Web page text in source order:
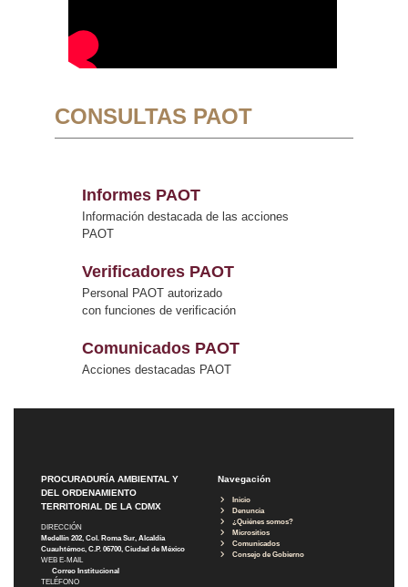
CONSULTAS PAOT
Informes PAOT
Información destacada de las acciones
PAOT
Verificadores PAOT
Personal PAOT autorizado
con funciones de verificación
Comunicados PAOT
Acciones destacadas PAOT
PROCURADURÍA AMBIENTAL Y
DEL ORDENAMIENTO
TERRITORIAL DE LA CDMX
DIRECCIÓN
Medellín 202, Col. Roma Sur, Alcaldía
Cuauhtémoc, C.P. 06700, Ciudad de México
WEB E-MAIL
Correo Institucional
TELÉFONO
Navegación
Inicio
Denuncia
¿Quiénes somos?
Micrositios
Comunicados
Consejo de Gobierno